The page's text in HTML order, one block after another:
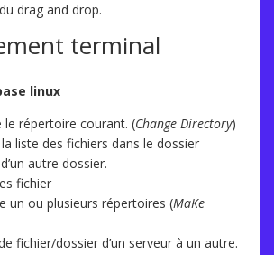
drag and drop.
terminal
linux
le répertoire courant. (Change Directory)
liste des fichiers dans le dossier
autre dossier.
fichier
un ou plusieurs répertoires (MaKe
fichier/dossier d’un serveur à un autre.